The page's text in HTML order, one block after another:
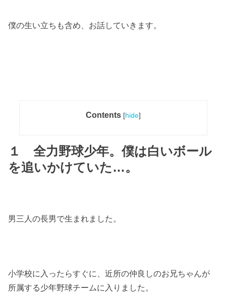
僕の生い立ちも含め、お話していきます。
Contents [hide]
１ 全力野球少年。僕は白いボール
を追いかけていた…。
男三人の長男で生まれました。
小学校に入ったらすぐに、近所の仲良しのお兄ちゃんが
所属する少年野球チームに入りました。